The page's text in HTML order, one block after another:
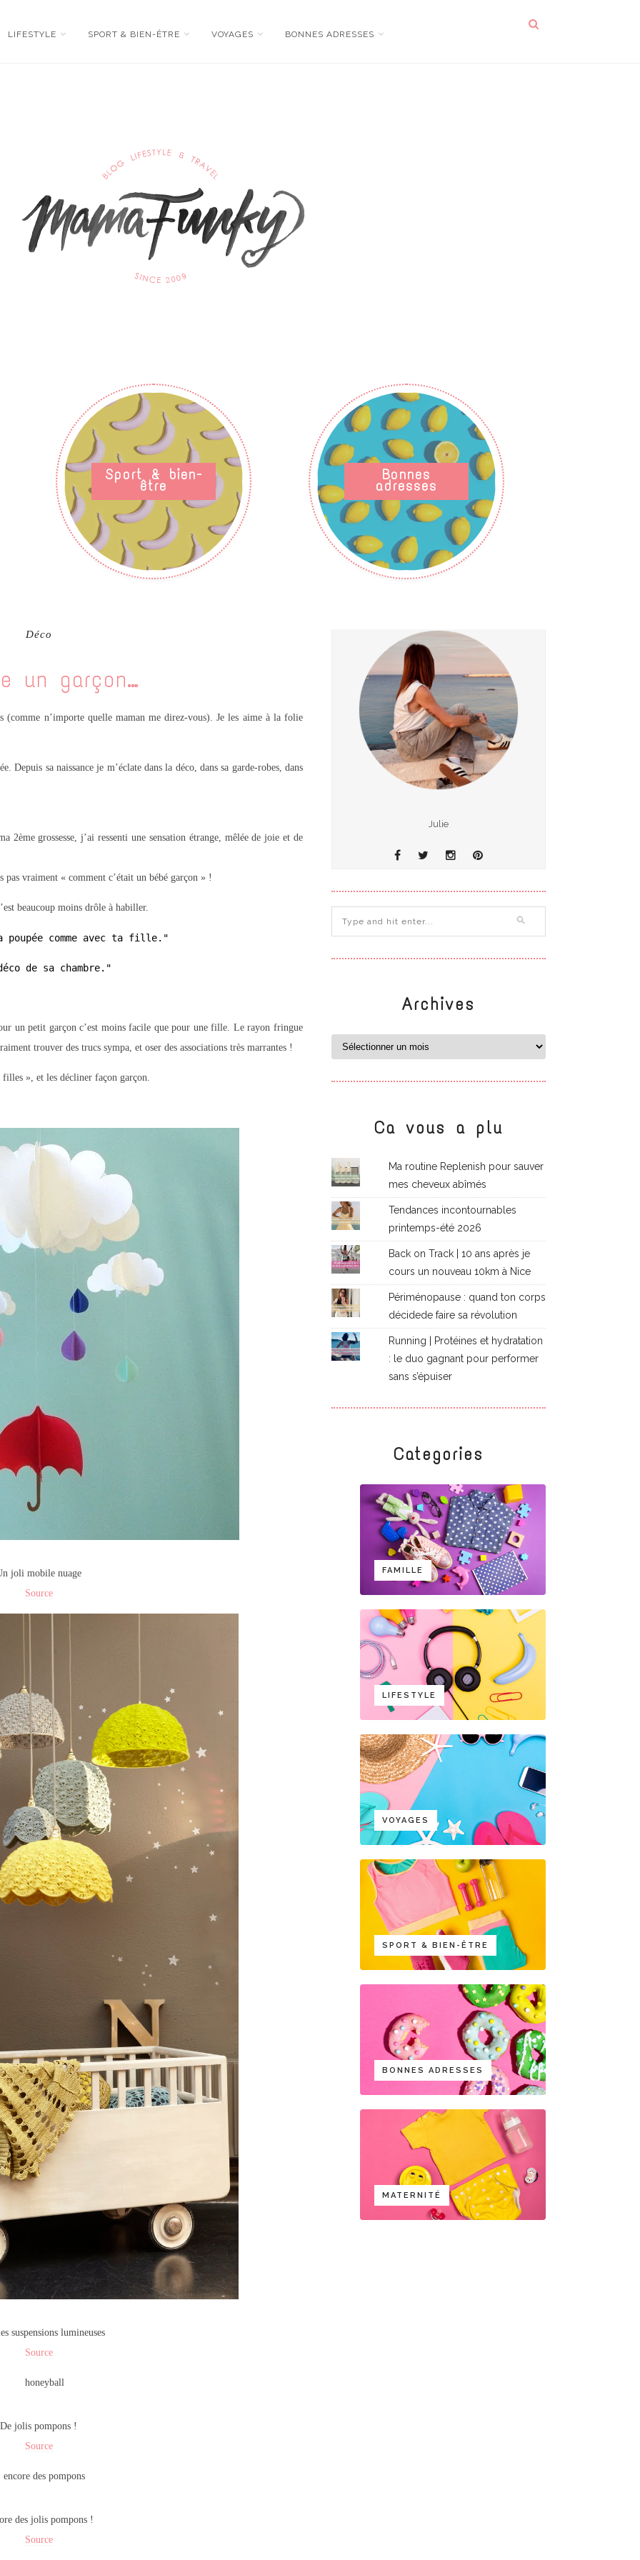
LIFESTYLE SPORT & BIEN-ÊTRE VOYAGES BONNES ADRESSES
Sport & bien-
être
Bonnes
adresses
Déco
un garçon…
(comme n’importe quelle maman me direz-vous). Je les aime à la folie
Depuis sa naissance je m’éclate dans la déco, dans sa garde-robes, dans
2ème grossesse, j’ai ressenti une sensation étrange, mêlée de joie et de
pas vraiment « comment c’était un bébé garçon » !
beaucoup moins drôle à habiller.
comme avec ta fille."
de sa chambre."
un petit garçon c’est moins facile que pour une fille. Le rayon fringue
trouver des trucs sympa, et oser des associations très marrantes !
», et les décliner façon garçon.
joli mobile nuage
Source
suspensions lumineuses
Source
De jolis pompons !
Source
des jolis pompons !
Source
Julie
Archives
Ca vous a plu
Ma routine Replenish pour sauver
mes cheveux abîmés
Tendances incontournables
printemps-été 2026
Back on Track | 10 ans après je
cours un nouveau 10km à Nice
Périménopause : quand ton corps
décidede faire sa révolution
Running | Protéines et hydratation
: le duo gagnant pour performer
sans s’épuiser
Categories
FAMILLE
LIFESTYLE
VOYAGES
SPORT & BIEN-ÊTRE
BONNES ADRESSES
MATERNITÉ